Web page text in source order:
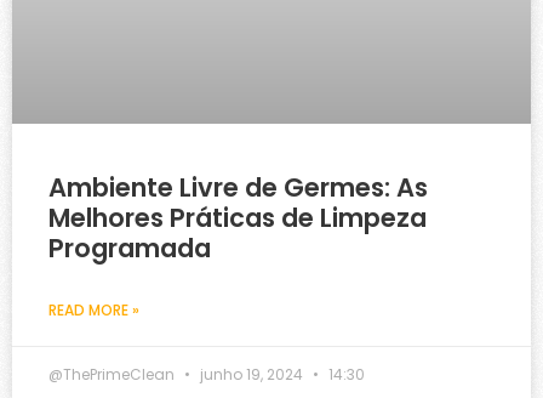
Ambiente Livre de Germes: As
Melhores Práticas de Limpeza
Programada
READ MORE »
@ThePrimeClean junho 19, 2024 14:30